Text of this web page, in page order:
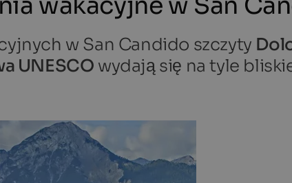
w San Candido szczyty
UNESCO wydają się na tyle